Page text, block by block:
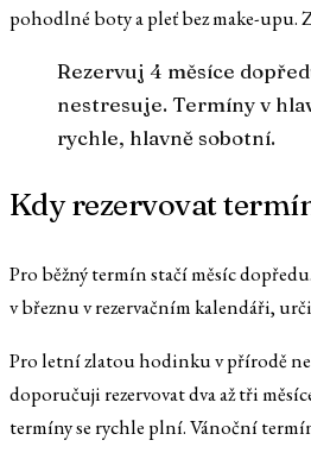
pohodlné boty a pleť bez make-upu.
Rezervuj 4 měsíce
nestresuje. Termíny v
rychle, hlavně sobotní.
Kdy rezervovat
Pro běžný termín stačí měsíc
v březnu v rezervačním kalendáři,
Pro letní zlatou hodinku v přírodě
doporučuji rezervovat dva až tři
termíny se rychle plní. Vánoční